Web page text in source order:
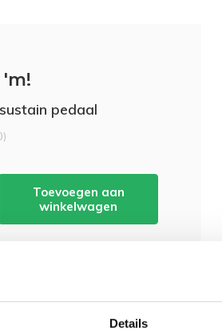
Details
pedaal
Toevoegen aan
winkelwagen